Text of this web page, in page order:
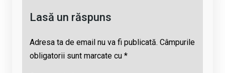
Lasă un răspuns
Adresa ta de email nu va fi publicată. Câmpurile
obligatorii sunt marcate cu *